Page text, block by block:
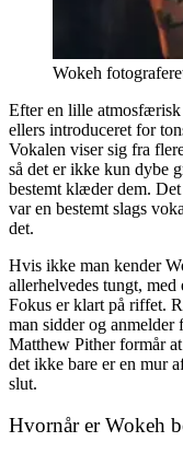
Wokeh
Efter en lille
ellers introduceret for
Vokalen viser sig fra
så det er ikke kun dybe
bestemt klæder dem.
var en bestemt slags
det.
Hvis ikke man kender
allerhelvedes tungt,
Fokus er klart på riffet.
man sidder og
Matthew Pither formår
det ikke bare er en mur
slut.
Hvornår er Wokeh